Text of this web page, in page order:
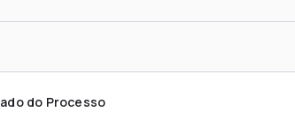
do Processo